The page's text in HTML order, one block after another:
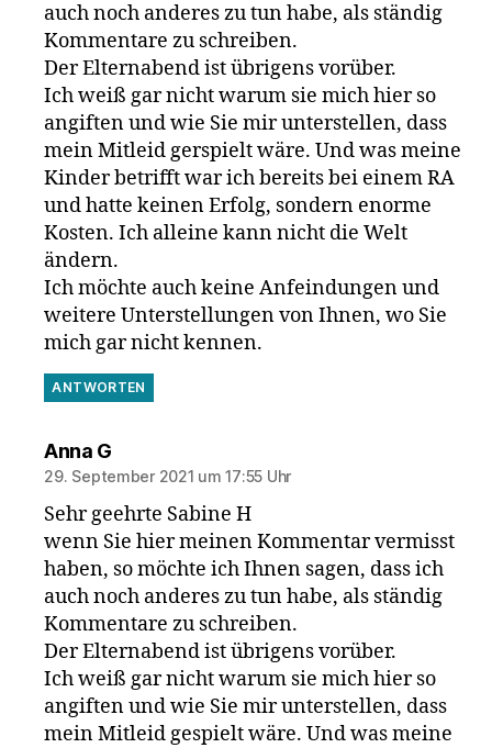
auch noch anderes zu tun habe, als ständig
Kommentare zu schreiben.
Der Elternabend ist übrigens vorüber.
Ich weiß gar nicht warum sie mich hier so
angiften und wie Sie mir unterstellen, dass
mein Mitleid gerspielt wäre. Und was meine
Kinder betrifft war ich bereits bei einem RA
und hatte keinen Erfolg, sondern enorme
Kosten. Ich alleine kann nicht die Welt
ändern.
Ich möchte auch keine Anfeindungen und
weitere Unterstellungen von Ihnen, wo Sie
mich gar nicht kennen.
ANTWORTEN
Anna Gsagt:
29. September 2021 um 17:55 Uhr
Sehr geehrte Sabine H
wenn Sie hier meinen Kommentar vermisst
haben, so möchte ich Ihnen sagen, dass ich
auch noch anderes zu tun habe, als ständig
Kommentare zu schreiben.
Der Elternabend ist übrigens vorüber.
Ich weiß gar nicht warum sie mich hier so
angiften und wie Sie mir unterstellen, dass
mein Mitleid gespielt wäre. Und was meine